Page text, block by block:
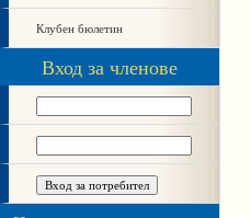
Клубен бюлетин
Вход за членове